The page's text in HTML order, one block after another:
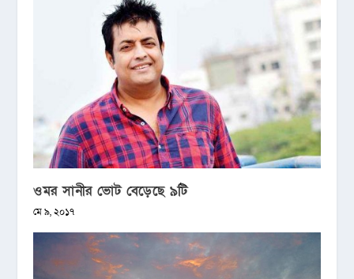
ওমর সানীর ভোট বেড়েছে ৯টি
মে ৯, ২০১৭